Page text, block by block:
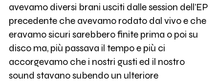
avevamo diversi brani usciti dalle session dell’EP
precedente che avevamo rodato dal vivo e che
eravamo sicuri sarebbero finite prima o poi su
disco ma, più passava il tempo e più ci
accorgevamo che i nostri gusti ed il nostro
sound stavano subendo un ulteriore